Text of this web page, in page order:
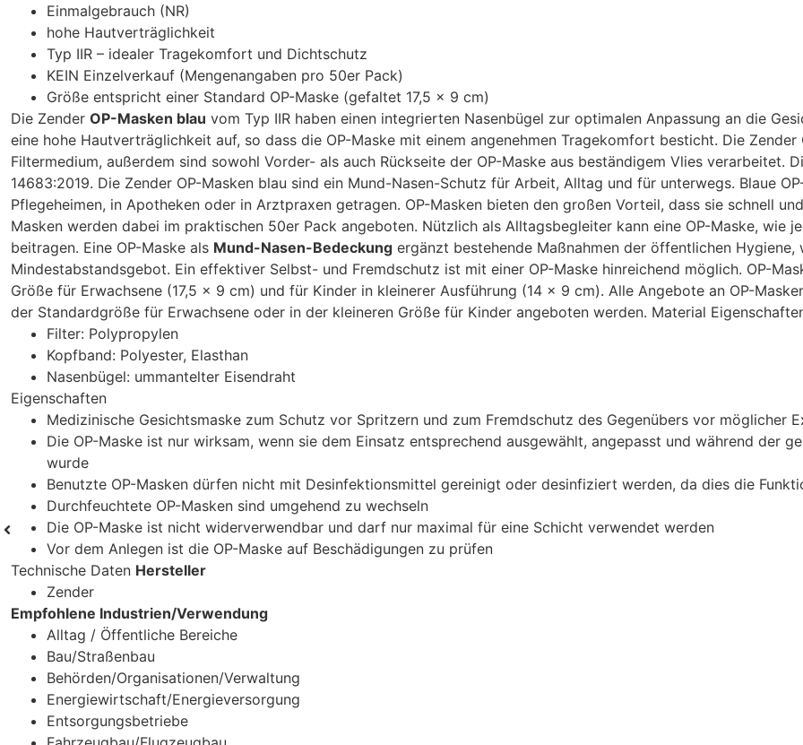
Einmalgebrauch (NR)
hohe Hautverträglichkeit
Typ IIR – idealer Tragekomfort und Dichtschutz
KEIN Einzelverkauf (Mengenangaben pro 50er Pack)
Größe entspricht einer Standard OP-Maske (gefaltet 17,5 x 9 cm)
Die Zender OP-Masken blau vom Typ IIR haben einen integrierten Nasenbügel zur optimalen Anpassung an die
eine hohe Hautverträglichkeit auf, so dass die OP-Maske mit einem angenehmen Tragekomfort besticht. Die
Filtermedium, außerdem sind sowohl Vorder- als auch Rückseite der OP-Maske aus beständigem Vlies verarbeitet.
14683:2019. Die Zender OP-Masken blau sind ein Mund-Nasen-Schutz für Arbeit, Alltag und für unterwegs. Blaue
Pflegeheimen, in Apotheken oder in Arztpraxen getragen. OP-Masken bieten den großen Vorteil, dass sie schnell
Masken werden dabei im praktischen 50er Pack angeboten. Nützlich als Alltagsbegleiter kann eine OP-Maske, wie
beitragen. Eine OP-Maske als Mund-Nasen-Bedeckung ergänzt bestehende Maßnahmen der öffentlichen
Mindestabstandsgebot. Ein effektiver Selbst- und Fremdschutz ist mit einer OP-Maske hinreichend möglich. OP-
Größe für Erwachsene (17,5 x 9 cm) und für Kinder in kleinerer Ausführung (14 x 9 cm). Alle Angebote an OP-
der Standardgröße für Erwachsene oder in der kleineren Größe für Kinder angeboten werden. Material
Filter: Polypropylen
Kopfband: Polyester, Elasthan
Nasenbügel: ummantelter Eisendraht
Eigenschaften
Medizinische Gesichtsmaske zum Schutz vor Spritzern und zum Fremdschutz des Gegenübers vor möglicher
Die OP-Maske ist nur wirksam, wenn sie dem Einsatz entsprechend ausgewählt, angepasst und während der
wurde
Benutzte OP-Masken dürfen nicht mit Desinfektionsmittel gereinigt oder desinfiziert werden, da dies die
Durchfeuchtete OP-Masken sind umgehend zu wechseln
Die OP-Maske ist nicht widerverwendbar und darf nur maximal für eine Schicht verwendet werden
Vor dem Anlegen ist die OP-Maske auf Beschädigungen zu prüfen
Technische Daten Hersteller
Zender
Empfohlene Industrien/Verwendung
Alltag / Öffentliche Bereiche
Bau/Straßenbau
Behörden/Organisationen/Verwaltung
Energiewirtschaft/Energieversorgung
Entsorgungsbetriebe